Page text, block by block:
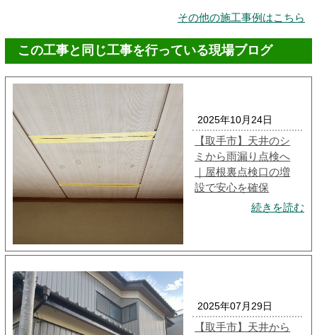
その他の施工事例はこちら
この工事と同じ工事を行っている現場ブログ
2025年10月24日
【取手市】天井のシ
ミから雨漏り点検へ
｜屋根裏点検口の増
設で安心を確保
続きを読む
2025年07月29日
【取手市】天井から